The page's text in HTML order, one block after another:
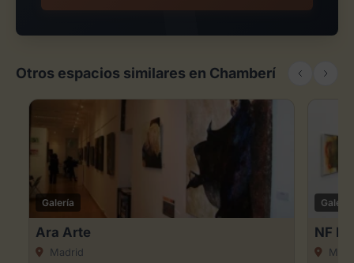
Otros espacios similares en Chamberí
Galería
Ara Arte
Madrid
Galería
NF